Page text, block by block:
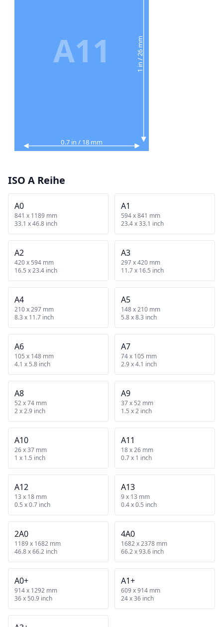
0.7 in / 18 mm
1 in / 26 mm
A11
ISO A Reihe
A0
841 x 1189 mm
33.1 x 46.8 inch
A1
594 x 841 mm
23.4 x 33.1 inch
A2
420 x 594 mm
16.5 x 23.4 inch
A3
297 x 420 mm
11.7 x 16.5 inch
A4
210 x 297 mm
8.3 x 11.7 inch
A5
148 x 210 mm
5.8 x 8.3 inch
A6
105 x 148 mm
4.1 x 5.8 inch
A7
74 x 105 mm
2.9 x 4.1 inch
A8
52 x 74 mm
2 x 2.9 inch
A9
37 x 52 mm
1.5 x 2 inch
A10
26 x 37 mm
1 x 1.5 inch
A11
18 x 26 mm
0.7 x 1 inch
A12
13 x 18 mm
0.5 x 0.7 inch
A13
9 x 13 mm
0.4 x 0.5 inch
2A0
1189 x 1682 mm
46.8 x 66.2 inch
4A0
1682 x 2378 mm
66.2 x 93.6 inch
A0+
914 x 1292 mm
36 x 50.9 inch
A1+
609 x 914 mm
24 x 36 inch